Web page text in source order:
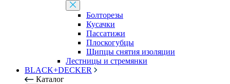
Болторезы
Кусачки
Пассатижи
Плоскогубцы
Щипцы снятия изоляции
Лестницы и стремянки
BLACK+DECKER
Каталог